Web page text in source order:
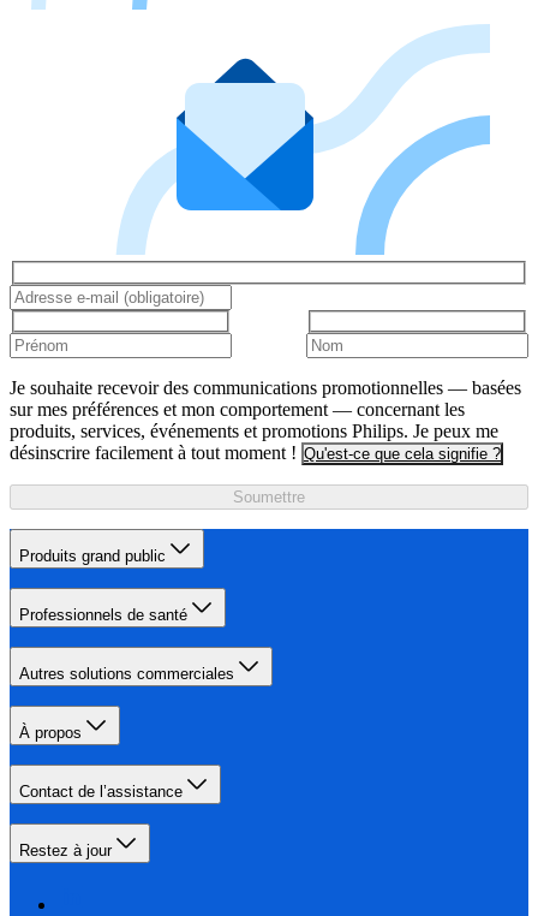
Je souhaite recevoir des communications promotionnelles — basées
sur mes préférences et mon comportement — concernant les
produits, services, événements et promotions Philips. Je peux me
désinscrire facilement à tout moment ! Qu'est-ce que cela signifie ?
Soumettre
Produits grand public
Professionnels de santé
Autres solutions commerciales
À propos
Contact de l’assistance
Restez à jour